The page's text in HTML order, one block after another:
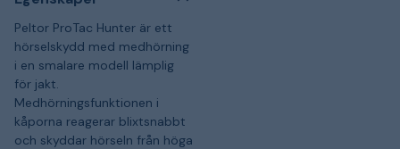
Peltor ProTac Hunter är ett
hörselskydd med medhörning
i en smalare modell lämplig
för jakt.
Medhörningsfunktionen i
kåporna reagerar blixtsnabbt
och skyddar hörseln från höga